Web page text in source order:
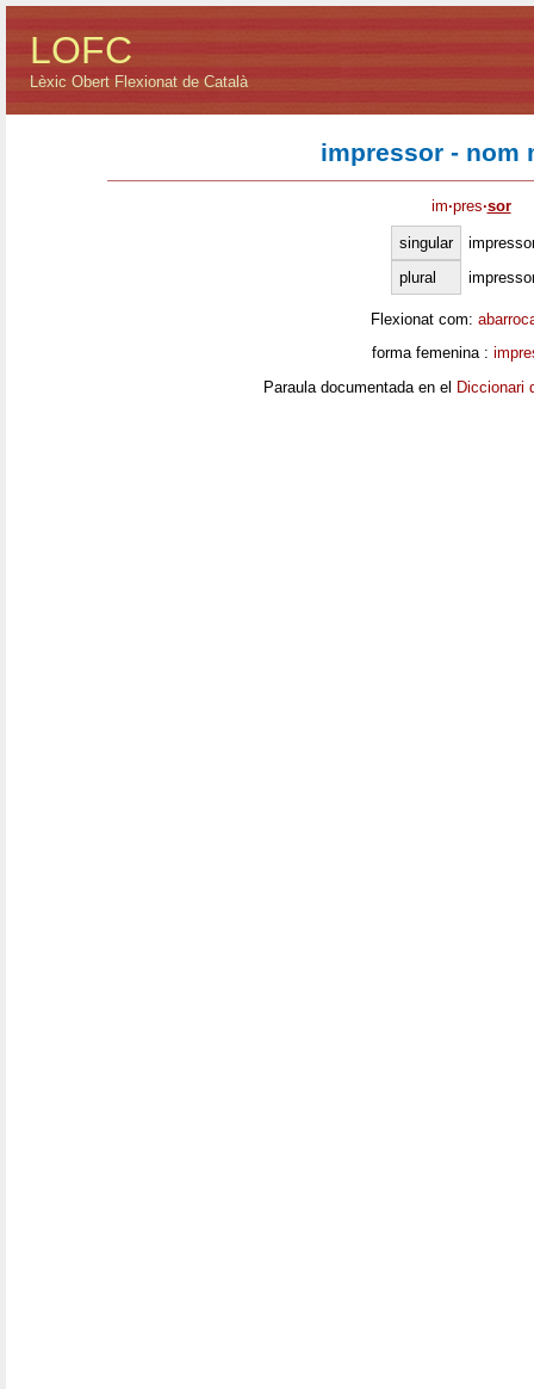
LOFC
Lèxic Obert Flexionat de Català
impressor - nom
im·pres·sor
singular
plural
Flexionat com:
forma femenina :
Paraula documentada en el Diccionari